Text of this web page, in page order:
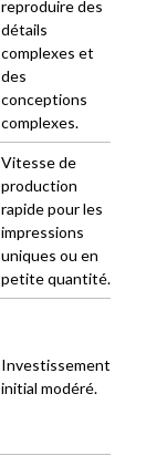
reproduire des
détails
complexes et
des
conceptions
complexes.
Vitesse de
production
rapide pour les
impressions
uniques ou en
petite quantité.
Investissement
initial modéré.